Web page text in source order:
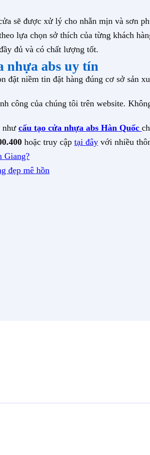
sẽ được xử lý cho nhẵn mịn và sơn
lựa chọn sở thích của từng khách
đủ và có chất lượng tốt.
nhựa abs uy tín
đặt niềm tin đặt hàng đúng cơ sở sản
công của chúng tôi trên website.
như cấu tạo cửa nhựa abs Hàn Quốc
hoặc truy cập tại đây với nhiều
Giang?
đẹp mê hồn